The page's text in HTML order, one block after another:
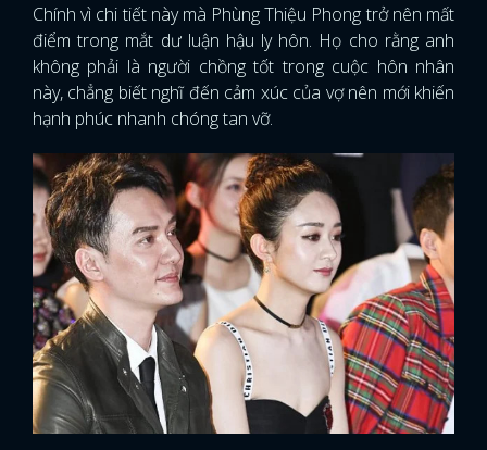
Chính vì chi tiết này mà Phùng Thiệu Phong trở nên mất
điểm trong mắt dư luận hậu ly hôn. Họ cho rằng anh
không phải là người chồng tốt trong cuộc hôn nhân
này, chẳng biết nghĩ đến cảm xúc của vợ nên mới khiến
hạnh phúc nhanh chóng tan vỡ.